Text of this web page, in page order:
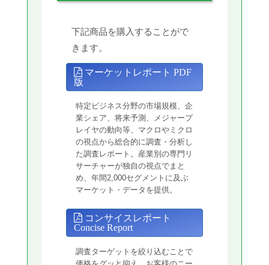
下記商品を購入することがで
きます。
マーケットレポート PDF
版
特定ビジネス分野の市場規模、企
業シェア、将来予測、メジャープ
レイヤの動向等、マクロやミクロ
の視点から総合的に調査・分析し
た調査レポート。産業別の専門リ
サーチャーが独自の視点でまと
め、年間2,000セグメントに及ぶ
マーケット・データを提供。
コンサイスレポート
Concise Report
調査ターゲットを絞り込むことで